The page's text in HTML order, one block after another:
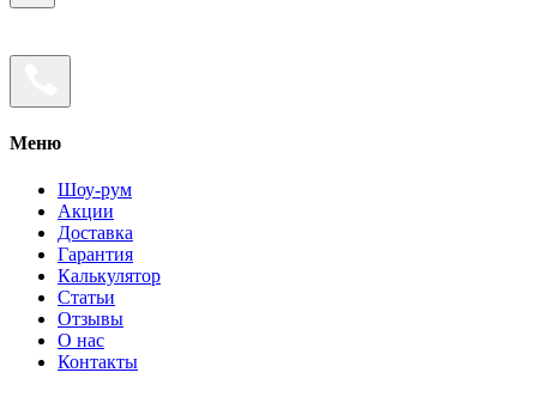
Меню
Шоу-рум
Акции
Доставка
Гарантия
Калькулятор
Статьи
Отзывы
О нас
Контакты